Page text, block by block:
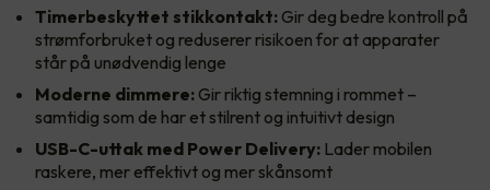
Timerbeskyttet stikkontakt: Gir deg bedre kontroll på
strømforbruket og reduserer risikoen for at apparater
står på unødvendig lenge
Moderne dimmere: Gir riktig stemning i rommet –
samtidig som de har et stilrent og intuitivt design
USB-C-uttak med Power Delivery: Lader mobilen
raskere, mer effektivt og mer skånsomt